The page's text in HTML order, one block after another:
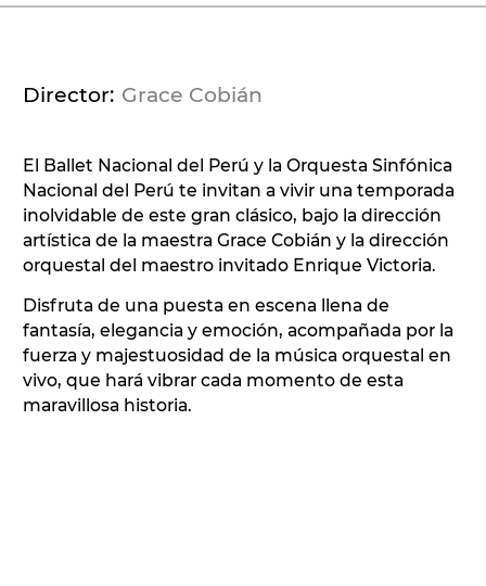
Director Grace Cobián
El Ballet Nacional del Perú y la Orquesta Sinfónica
Nacional del Perú te invitan a vivir una temporada
inolvidable de este gran clásico, bajo la dirección
artística de la maestra Grace Cobián y la dirección
orquestal del maestro invitado Enrique Victoria.
Disfruta de una puesta en escena llena de
fantasía, elegancia y emoción, acompañada por la
fuerza y majestuosidad de la música orquestal en
vivo, que hará vibrar cada momento de esta
maravillosa historia.